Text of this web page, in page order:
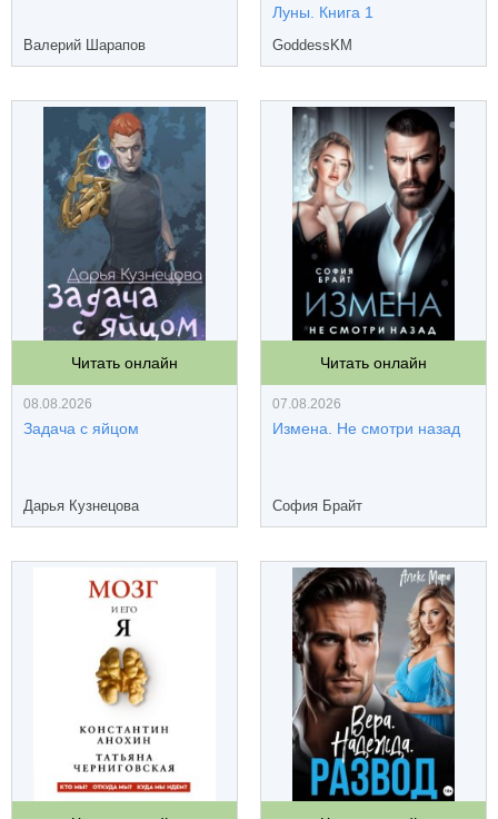
Валерий Шарапов
Луны. Книга 1
GoddessKM
Читать онлайн
08.08.2026
Задача с яйцом
Дарья Кузнецова
Читать онлайн
07.08.2026
Измена. Не смотри назад
София Брайт